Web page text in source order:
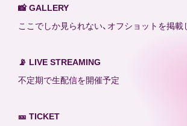
📸 GALLERY
ここでしか見られない、オフショットを掲載
📡 LIVE STREAMING
不定期で生配信を開催予定
🎫 TICKET